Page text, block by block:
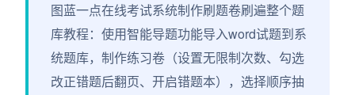
图蓝一点在线考试系统制作刷题卷刷遍整个题
库教程：使用智能导题功能导入word试题到系
统题库，制作练习卷（设置无限制次数、勾选
改正错题后翻页、开启错题本），选择顺序抽